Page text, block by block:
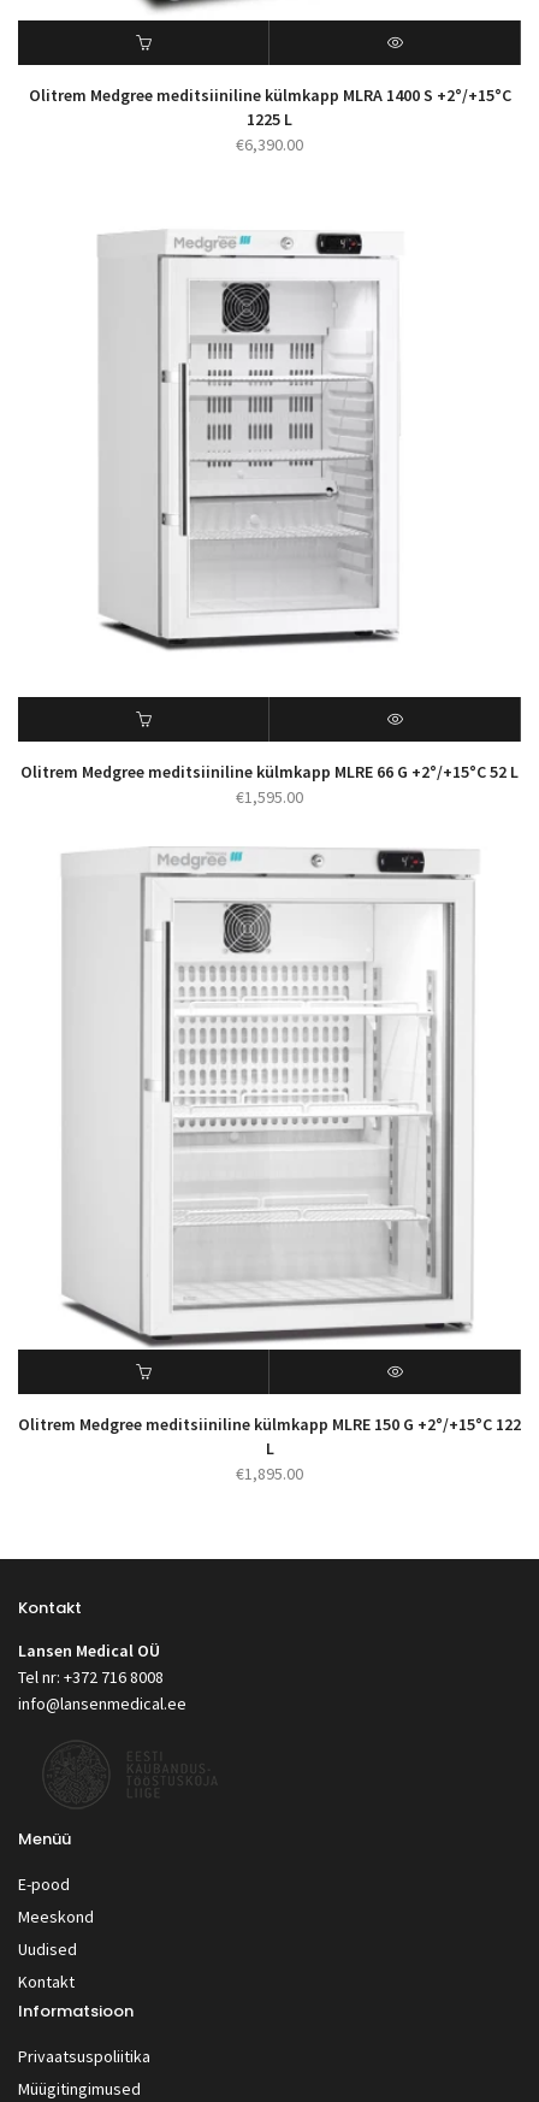
Olitrem Medgree meditsiiniline külmkapp MLRA 1400 S +2°/+15°C
1225 L
€6,390.00
Olitrem Medgree meditsiiniline külmkapp MLRE 66 G +2°/+15°C 52 L
€1,595.00
Olitrem Medgree meditsiiniline külmkapp MLRE 150 G +2°/+15°C 122
L
€1,895.00
Kontakt
Lansen Medical OÜ
Tel nr: +372 716 8008
info@lansenmedical.ee
Menüü
E-pood
Meeskond
Uudised
Kontakt
Informatsioon
Privaatsuspoliitika
Müügitingimused